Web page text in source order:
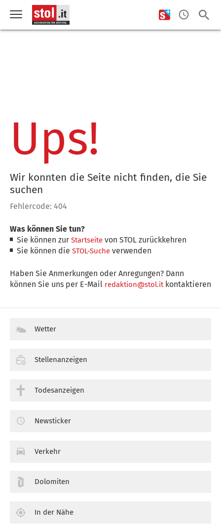
Ups!
Wir konnten die Seite nicht finden, die Sie
suchen
Fehlercode: 404
Was können Sie tun?
Sie können zurStartseite von STOL zurückkehren
Sie können dieSTOL-Suche verwenden
Haben Sie Anmerkungen oder Anregungen? Dann
können Sie uns per E-Mail redaktion@stol.itkontaktieren
Wetter
Stellenanzeigen
Todesanzeigen
Newsticker
Verkehr
Dolomiten
In der Nähe